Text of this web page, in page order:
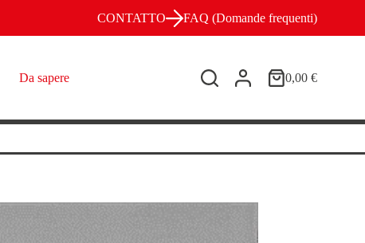
CONTATTO FAQ (Domande frequenti)
Da sapere Carrello
0,00 €